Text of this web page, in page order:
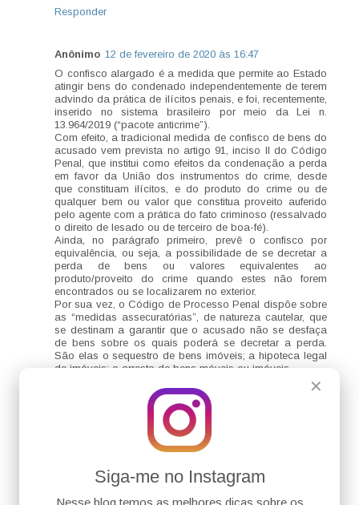
✕
Siga-me no Instagram
Nesse blog temos as melhores dicas sobre os
Responder
Anônimo 12 de fevereiro de 2020 às 16:47
O confisco alargado é a medida que permite ao Estado
atingir bens do condenado independentemente de terem
advindo da prática de ilícitos penais, e foi, recentemente,
inserido no sistema brasileiro por meio da Lei n.
13.964/2019 (“pacote anticrime”).
Com efeito, a tradicional medida de confisco de bens do
acusado vem prevista no artigo 91, inciso II do Código
Penal, que institui como efeitos da condenação a perda
em favor da União dos instrumentos do crime, desde
que constituam ilícitos, e do produto do crime ou de
qualquer bem ou valor que constitua proveito auferido
pelo agente com a prática do fato criminoso (ressalvado
o direito de lesado ou de terceiro de boa-fé).
Ainda, no parágrafo primeiro, prevê o confisco por
equivalência, ou seja, a possibilidade de se decretar a
perda de bens ou valores equivalentes ao
produto/proveito do crime quando estes não forem
encontrados ou se localizarem no exterior.
Por sua vez, o Código de Processo Penal dispõe sobre
as “medidas assecuratórias”, de natureza cautelar, que
se destinam a garantir que o acusado não se desfaça
de bens sobre os quais poderá se decretar a perda.
São elas o sequestro de bens imóveis; a hipoteca legal
de imóveis; o arresto de bens móveis ou imóveis.
O que se observa, portanto, é que, até então, o sistema
privilegiava a adstrição da perda de bens aos limites da
Não obstante, vislumbrando-se a adoção de medidas
mais rigorosas no tocante, principalmente, aos crimes
de corrupção, aprovou-se a inserção do novel artigo 91-
permitir que, em casos de condenação por infrações às
quais a lei comine pena máxima superior a 6 (seis)
anos de reclusão, poderá ser decretada a perda, como